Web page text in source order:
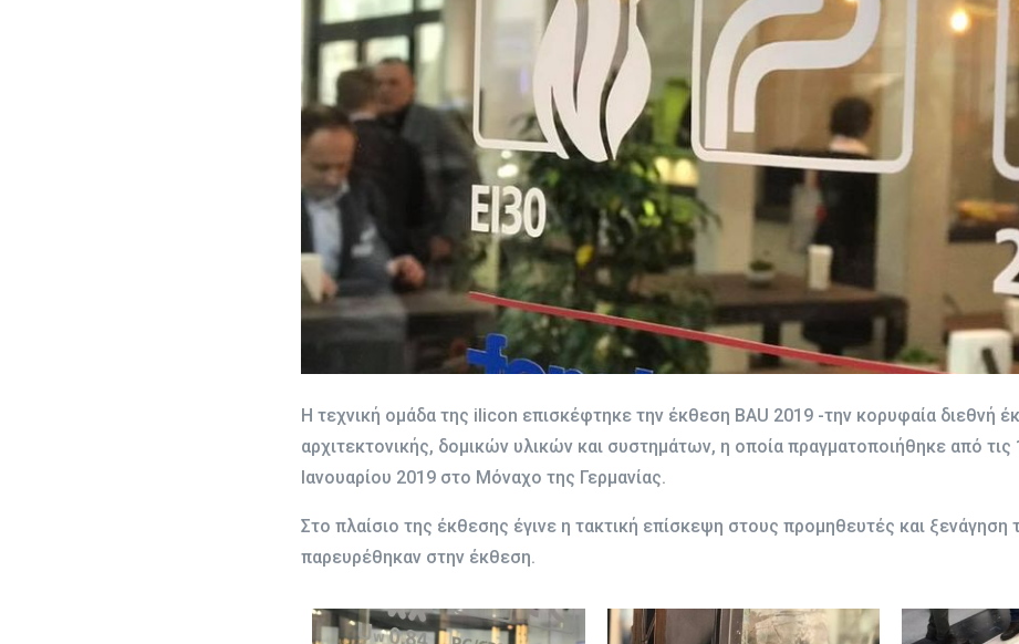
Η τεχνική ομάδα της ilicon επισκέφτηκε την έκθεση BAU 2019 -την κορυφαία διεθνή
αρχιτεκτονικής, δομικών υλικών και συστημάτων, η οποία πραγματοποιήθηκε από τις
Ιανουαρίου 2019 στο Μόναχο της Γερμανίας.
Στο πλαίσιο της έκθεσης έγινε η τακτική επίσκεψη στους προμηθευτές και
παρευρέθηκαν στην έκθεση.